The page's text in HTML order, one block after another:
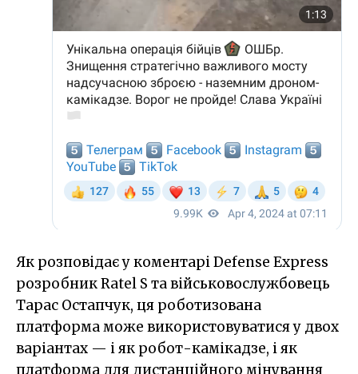
Як розповідає у коментарі Defense Express
розробник Ratel S та військовослужбовець
Тарас Остапчук, ця роботизована
платформа може використовуватися у двох
варіантах — і як робот-камікадзе, і як
платформа для дистанційного мінування